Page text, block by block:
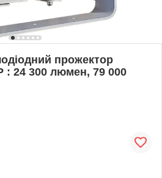
прожектор
: 24 300 люмен, 79 000